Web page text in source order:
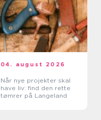
04. august 2026
Når nye projekter skal
have liv: find den rette
tømrer på Langeland